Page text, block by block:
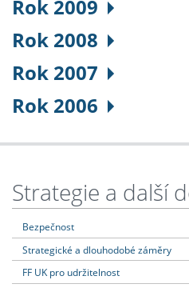
Rok 2009
Rok 2008
Rok 2007
Rok 2006
Strategie a další
Bezpečnost
Strategické a dlouhodobé záměry
FF UK pro udržitelnost